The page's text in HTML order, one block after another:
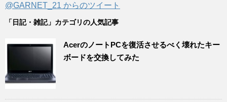
@GARNET_21 からのツイート
「日記・雑記」カテゴリの人気記事
AcerのノートPCを復活させるべく壊れたキー
ボードを交換してみた